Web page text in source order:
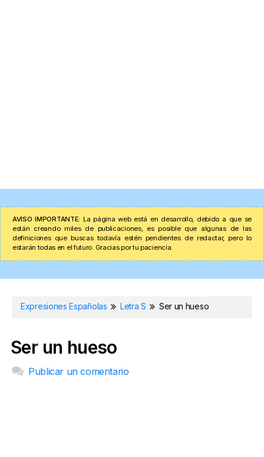
AVISO IMPORTANTE: La página web está en desarrollo, debido a que se
están creando miles de publicaciones, es posible que algunas de las
definiciones que buscas todavía estén pendientes de redactar, pero lo
estarán todas en el futuro. Gracias por tu paciencia.
Expresiones Españolas Letra S Ser un hueso
Ser un hueso
Publicar un comentario